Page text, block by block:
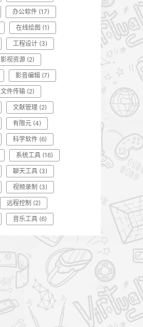
办公软件 (17)
在线绘图 (1)
工程设计 (3)
影视资源 (2)
影音编辑 (7)
文件传输 (2)
文献管理 (2)
有限元 (4)
科学软件 (6)
系统工具 (16)
聊天工具 (3)
视频录制 (3)
远程控制 (2)
音乐工具 (6)